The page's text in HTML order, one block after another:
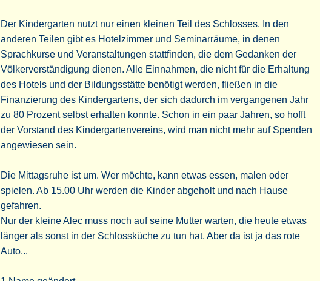
Der Kindergarten nutzt nur einen kleinen Teil des Schlosses. In den
anderen Teilen gibt es Hotelzimmer und Seminarräume, in denen
Sprachkurse und Veranstaltungen stattfinden, die dem Gedanken der
Völkerverständigung dienen. Alle Einnahmen, die nicht für die Erhaltung
des Hotels und der Bildungsstätte benötigt werden, fließen in die
Finanzierung des Kindergartens, der sich dadurch im vergangenen Jahr
zu 80 Prozent selbst erhalten konnte. Schon in ein paar Jahren, so hofft
der Vorstand des Kindergartenvereins, wird man nicht mehr auf Spenden
angewiesen sein.
Die Mittagsruhe ist um. Wer möchte, kann etwas essen, malen oder
spielen. Ab 15.00 Uhr werden die Kinder abgeholt und nach Hause
gefahren.
Nur der kleine Alec muss noch auf seine Mutter warten, die heute etwas
länger als sonst in der Schlossküche zu tun hat. Aber da ist ja das rote
Auto...